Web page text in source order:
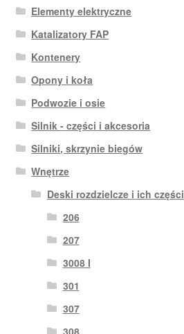
Elementy elektryczne
Katalizatory FAP
Kontenery
Opony i koła
Podwozie i osie
Silnik - części i akcesoria
Silniki, skrzynie biegów
Wnętrze
Deski rozdzielcze i ich części
206
207
3008 I
301
307
308